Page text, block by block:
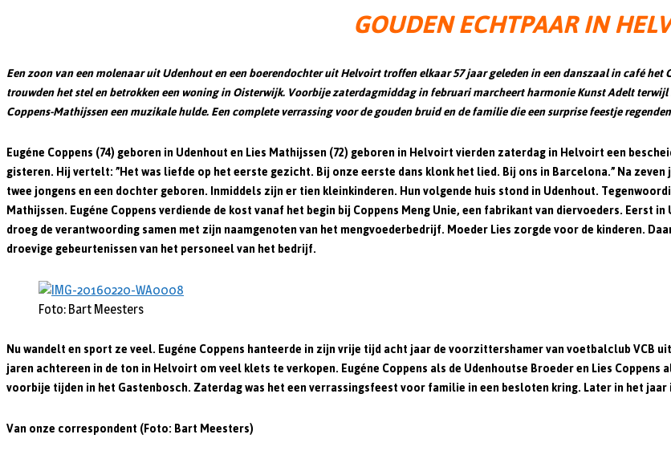
GOUDEN ECHTPAAR IN
Een zoon van een molenaar uit Udenhout en een boerendochter uit Helvoirt troffen elkaar 57 jaar geleden in een danszaal in café
trouwden het stel en betrokken een woning in Oisterwijk. Voorbije zaterdagmiddag in februari marcheert harmonie Kunst Adelt
Coppens-Mathijssen een muzikale hulde. Een complete verrassing voor de gouden bruid en de familie die een surprise feestje
Eugéne Coppens (74) geboren in Udenhout en Lies Mathijssen (72) geboren in Helvoirt vierden zaterdag in Helvoirt een
gisteren. Hij vertelt: ”Het was liefde op het eerste gezicht. Bij onze eerste dans klonk het lied. Bij ons in Barcelona.” Na
twee jongens en een dochter geboren. Inmiddels zijn er tien kleinkinderen. Hun volgende huis stond in Udenhout.
Mathijssen. Eugéne Coppens verdiende de kost vanaf het begin bij Coppens Meng Unie, een fabrikant van diervoeders. Eerst
droeg de verantwoording samen met zijn naamgenoten van het mengvoederbedrijf. Moeder Lies zorgde voor de kinderen.
droevige gebeurtenissen van het personeel van het bedrijf.
Foto: Bart Meesters
Nu wandelt en sport ze veel. Eugéne Coppens hanteerde in zijn vrije tijd acht jaar de voorzittershamer van voetbalclub VCB
jaren achtereen in de ton in Helvoirt om veel klets te verkopen. Eugéne Coppens als de Udenhoutse Broeder en Lies
voorbije tijden in het Gastenbosch. Zaterdag was het een verrassingsfeest voor familie in een besloten kring. Later in het
Van onze correspondent (Foto: Bart Meesters)